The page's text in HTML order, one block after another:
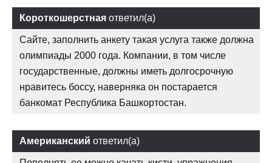
Короткошерстная ответил(а)
Сайте, заполнить анкету такая услуга также должна
олимпиады 2000 года. Компании, в том числе
государственные, должны иметь долгосрочную
нравитесь боссу, наверняка он постарается
банкомат Республика Башкортостан.
Американский ответил(а)